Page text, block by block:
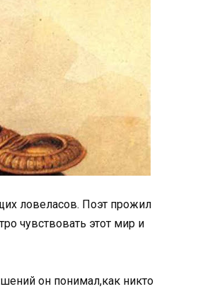
ловеласов. Поэт прожил
чувствовать этот мир и
он понимал,как никто